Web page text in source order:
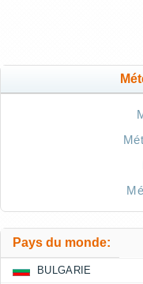
Pays du monde:
BULGARIE